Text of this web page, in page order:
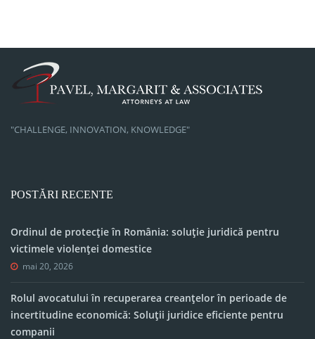
"CHALLENGE, INNOVATION, KNOWLEDGE"
POSTĂRI RECENTE
Ordinul de protecție în România: soluție juridică pentru
victimele violenței domestice
mai 20, 2026
Rolul avocatului în recuperarea creanțelor în perioade de
incertitudine economică: Soluții juridice eficiente pentru
companii